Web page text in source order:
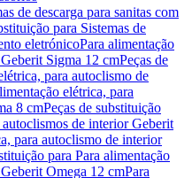
de descarga para sanitas com
para Sistemas de
eletrónicoPara alimentação
Sigma 12 cmPeças de
para autoclismo de
elétrica, para
8 cmPeças de substituição
de interior Geberit
para autoclismo de interior
para Para alimentação
Omega 12 cmPara